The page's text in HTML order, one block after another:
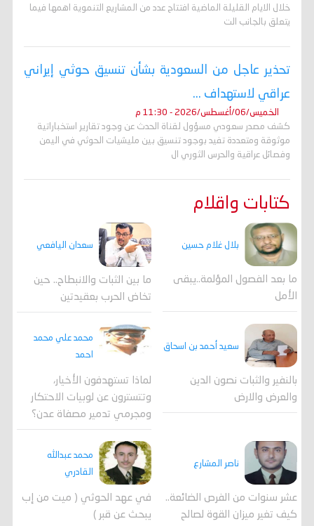
خلال الايام القليلة الماضية افتتاح عدد من المشاريع التنموية اهمها فيما
يتعلق بالجانب الت
تحذير عاجل من السعودية بشأن تنسيق حوثي إيراني
عراقي لاستهداف ...
الخميس/06/أغسطس/2026 - 11:30 م
كشف مصدر سعودي مسؤول لقناة الحدث عن وجود تقارير استخباراتية
موثوقة ومتعددة تفيد بوجود تنسيق بين مليشيات الحوثي في اليمن
وفصائل عراقية والحرس الثوري ال
كتابات واقلام
بلال غلام حسين
ما بعد الفصول المؤلمة..يبقى
الأمل
سعدان اليافعي
ما بين الثبات والانبطاح.. حين
تخاض الحرب بعقيدتين
سعيد أحمد بن اسحاق
بالنفير والثبات نصون الدين
والعرض والارض
محمد علي محمد
احمد
لماذا تستهدفون الأخيار،
وتتسترون عن لوبيات الاحتكار
ومجرمي تدمير مصفاة عدن؟
ناصر المشارع
عشر سنوات من الفرص الضائعة..
كيف تغير ميزان القوة لصالح
محمد عبدالله
القادري
في عهد الحوثي ( ميت من إب
يبحث عن قبر )